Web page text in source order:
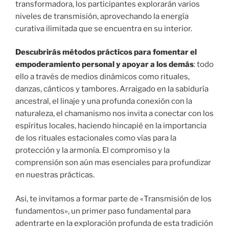
transformadora, los participantes explorarán varios
niveles de transmisión, aprovechando la energía
curativa ilimitada que se encuentra en su interior.
Descubrirás métodos prácticos para fomentar el
empoderamiento personal y apoyar a los demás: todo
ello a través de medios dinámicos como rituales,
danzas, cánticos y tambores. Arraigado en la sabiduría
ancestral, el linaje y una profunda conexión con la
naturaleza, el chamanismo nos invita a conectar con los
espíritus locales, haciendo hincapié en la importancia
de los rituales estacionales como vías para la
protección y la armonía. El compromiso y la
comprensión son aún mas esenciales para profundizar
en nuestras prácticas.
Asi, te invitamos a formar parte de «Transmisión de los
fundamentos», un primer paso fundamental para
adentrarte en la exploración profunda de esta tradición